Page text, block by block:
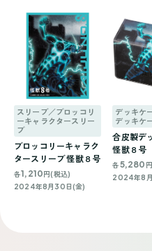
スリーブ／ブロッコリ
ーキャラクタースリー
ブ
ブロッコリーキャラク
タースリーブ 怪獣８号
各1,210円(税込)
2024年8月30日(金)
デッキケ
デッキケ
合皮製デ
怪獣８号
各5,280
2024年8